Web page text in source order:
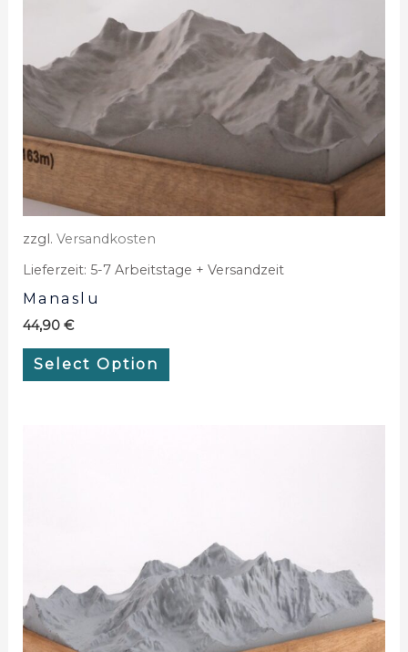
zzgl. Versandkosten
Lieferzeit: 5-7 Arbeitstage + Versandzeit
Manaslu
44,90 €
Select Option